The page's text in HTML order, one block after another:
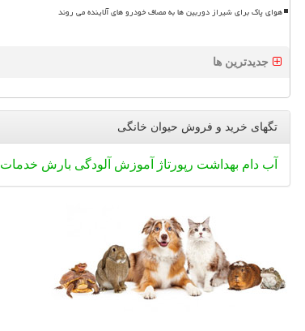
هوای پاک برای شیراز دوربین ها به مصاف خودرو های آلاینده می روند
جدیدترین ها
تگهای خرید و فروش حیوان خانگی
آب دام بهداشت رپورتاژ آموزش آلودگی بارش خدمات